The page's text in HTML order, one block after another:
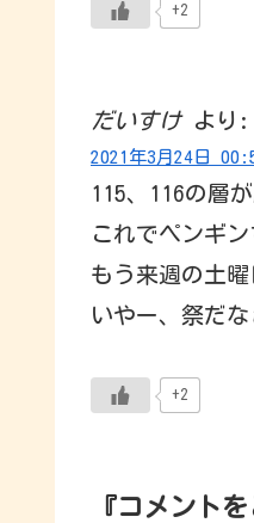
+2
だいすけ より:
2021年3月24日
115、116の層
これでペンギ
もう来週の土曜
いやー、祭だな
+2
『コメント